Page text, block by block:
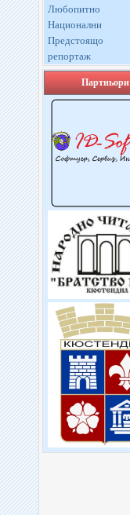
Любопитно
Национални
Предстоящо
репортаж
Партньори